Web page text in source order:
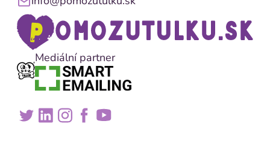
Mediální partner